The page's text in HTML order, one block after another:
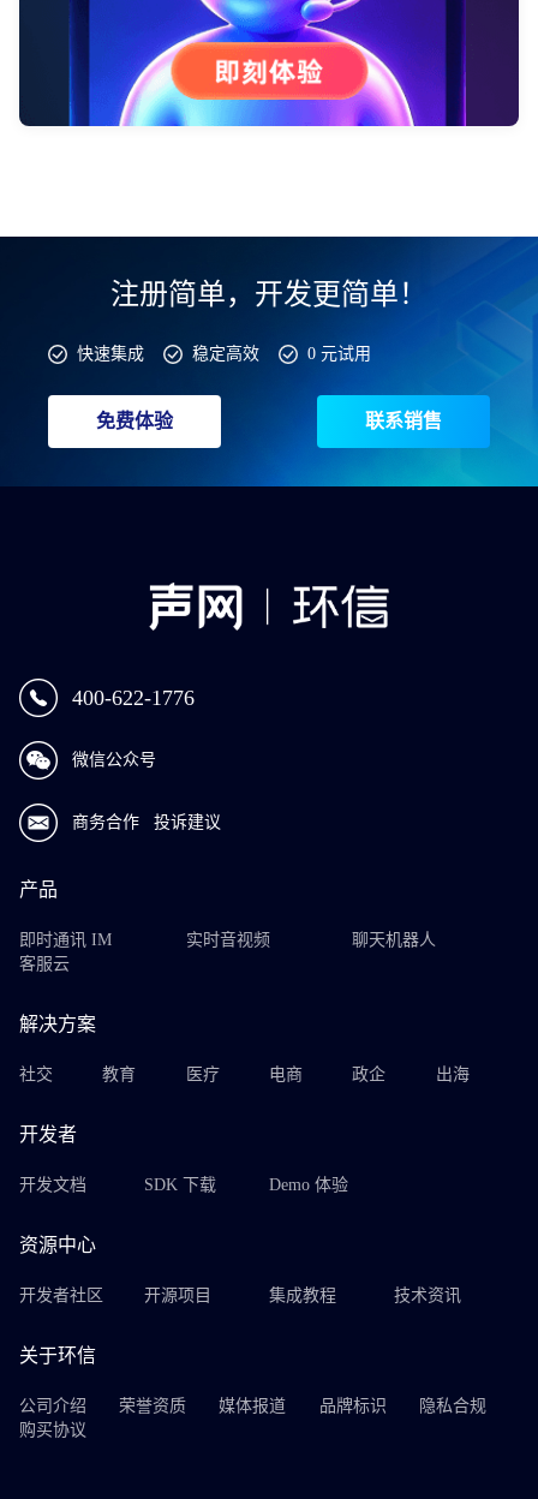
注册简单，开发更简单！
快速集成 稳定高效 0 元试用
免费体验 联系销售
400-622-1776
微信公众号
商务合作 投诉建议
产品
即时通讯 IM 实时音视频
聊天机器人
客服云
解决方案
社交 教育 医疗 电商 政企 出海
开发者
开发文档 SDK 下载 Demo 体验
资源中心
开发者社区 开源项目 集成教程 技术资讯
关于环信
公司介绍 荣誉资质 媒体报道 品牌标识
隐私合规
购买协议